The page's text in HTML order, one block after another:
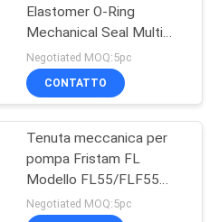
di
PTFE
35
Elastomer O-Ring
Mechanical Seal Multi
Spring Seal For Industrial
Pump
Negotiated MOQ:5pc
CONTATTO
Tenuta meccanica per
pompa Fristam FL
Modello FL55/FLF55
FL75/FLF75
Negotiated MOQ:5pc